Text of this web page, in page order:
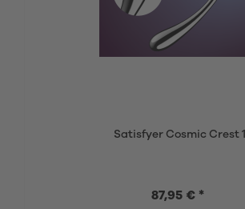
Satisfyer Cosmic Crest 1
87,95 € *